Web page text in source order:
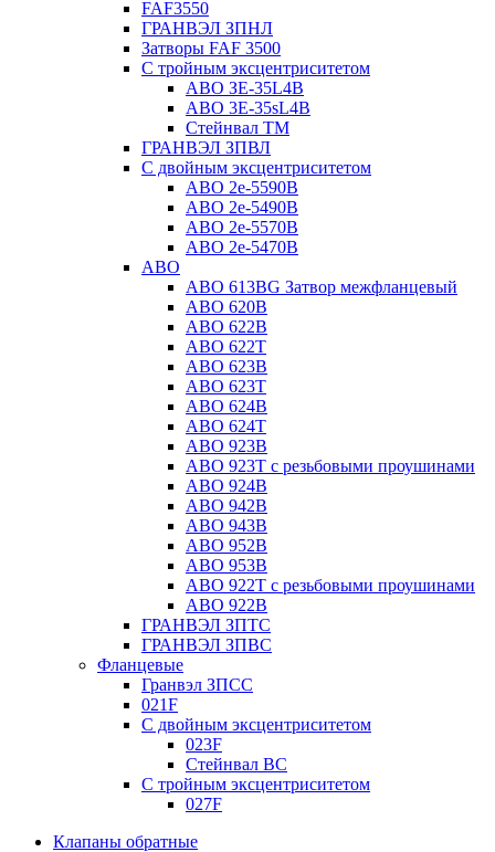
FAF3550
ГРАНВЭЛ ЗПНЛ
Затворы FAF 3500
С тройным эксцентриситетом
ABO ЗE-35L4B
ABO 3E-35sL4B
Стейнвал ТМ
ГРАНВЭЛ ЗПВЛ
С двойным эксцентриситетом
ABO 2e-5590B
ABO 2е-5490B
ABO 2е-5570B
ABO 2е-5470B
ABO
ABO 613BG Затвор межфланцевый
ABO 620B
ABO 622B
ABO 622T
ABO 623B
ABO 623T
ABO 624В
ABO 624Т
ABO 923B
ABO 923Т с резьбовыми проушинами
ABO 924B
ABO 942B
ABO 943B
ABO 952B
ABO 953B
ABO 922T с резьбовыми проушинами
ABO 922B
ГРАНВЭЛ ЗПТС
ГРАНВЭЛ ЗПВС
Фланцевые
Гранвэл ЗПСС
021F
С двойным эксцентриситетом
023F
Стейнвал BC
С тройным эксцентриситетом
027F
Клапаны обратные